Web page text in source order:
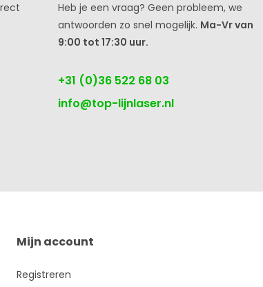
Heb je een vraag? Geen probleem, we
antwoorden zo snel mogelijk. Ma-Vr van
9:00 tot 17:30 uur.
+31 (0)36 522 68 03
info@top-lijnlaser.nl
Mijn account
Registreren